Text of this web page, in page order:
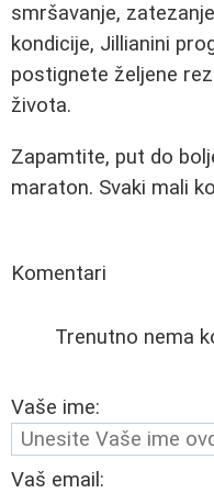
smršavanje,
kondicije, Jillianini
postignete željene
života.
Zapamtite, put do
maraton. Svaki mali
Komentari
Trenutno nema
Vaše ime:
Vaš email: